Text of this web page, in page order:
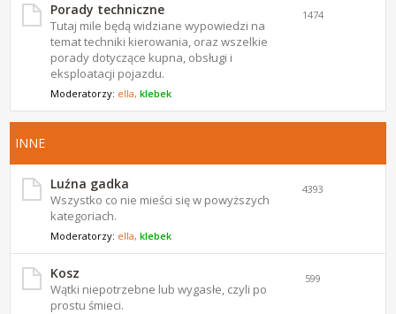
Porady techniczne
Tutaj mile będą widziane wypowiedzi na
temat techniki kierowania, oraz wszelkie
porady dotyczące kupna, obsługi i
eksploatacji pojazdu.
Moderatorzy: ella,klebek
1474
INNE
Luźna gadka
Wszystko co nie mieści się w powyższych
kategoriach.
Moderatorzy: ella,klebek
4393
Kosz
Wątki niepotrzebne lub wygasłe, czyli po
prostu śmieci.
599